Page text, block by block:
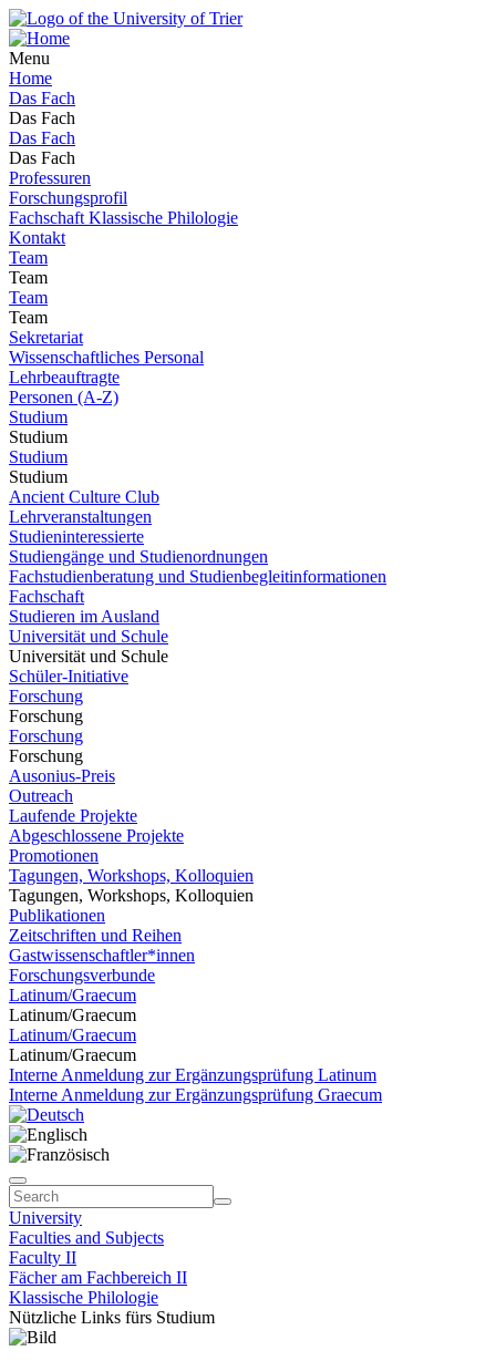
Menu
Home
Das Fach
Das Fach
Das Fach
Das Fach
Professuren
Forschungsprofil
Fachschaft Klassische Philologie
Kontakt
Team
Team
Team
Team
Sekretariat
Wissenschaftliches Personal
Lehrbeauftragte
Personen (A-Z)
Studium
Studium
Studium
Studium
Ancient Culture Club
Lehrveranstaltungen
Studieninteressierte
Studiengänge und Studienordnungen
Fachstudienberatung und Studienbegleitinformationen
Fachschaft
Studieren im Ausland
Universität und Schule
Universität und Schule
Schüler-Initiative
Forschung
Forschung
Forschung
Forschung
Ausonius-Preis
Outreach
Laufende Projekte
Abgeschlossene Projekte
Promotionen
Tagungen, Workshops, Kolloquien
Tagungen, Workshops, Kolloquien
Publikationen
Zeitschriften und Reihen
Gastwissenschaftler*innen
Forschungsverbunde
Latinum/Graecum
Latinum/Graecum
Latinum/Graecum
Latinum/Graecum
Interne Anmeldung zur Ergänzungsprüfung Latinum
Interne Anmeldung zur Ergänzungsprüfung Graecum
University
Faculties and Subjects
Faculty II
Fächer am Fachbereich II
Klassische Philologie
Nützliche Links fürs Studium